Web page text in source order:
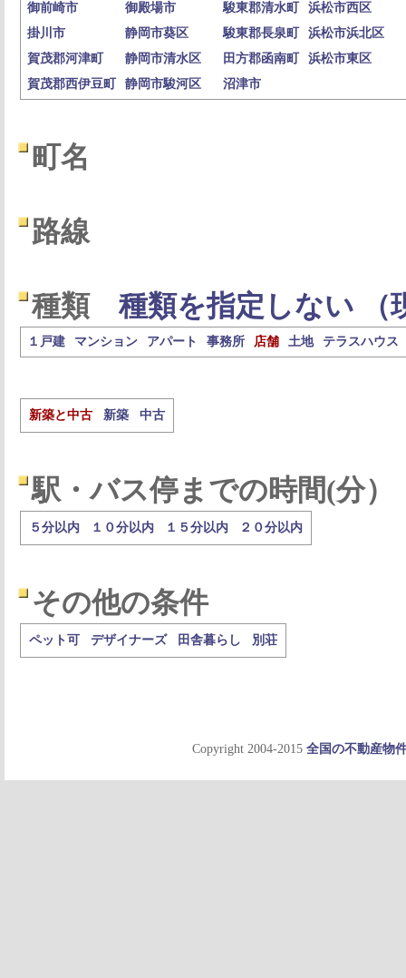
御前崎市
御殿場市 駿東郡清水町
浜松市西区
掛川市
静岡市葵区 駿東郡長泉町
浜松市浜北区
賀茂郡河津町
静岡市清水区 田方郡函南町
浜松市東区
賀茂郡西伊豆町
静岡市駿河区 沼津市
町名
路線
種類 種類を指定しない （
１戸建 マンション アパート 事務所 店舗 土地 テラスハウス
新築と中古 新築 中古
駅・バス停までの時間(分）
５分以内 １０分以内 １５分以内 ２０分以内
その他の条件
ペット可 デザイナーズ 田舎暮らし 別荘
Copyright 2004-2015 全国の不動産物